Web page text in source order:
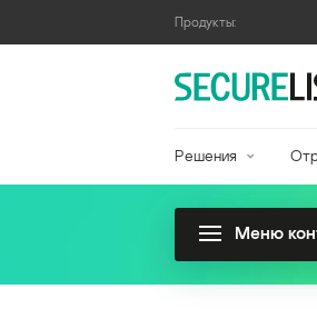
Продукты:
Решения
Меню